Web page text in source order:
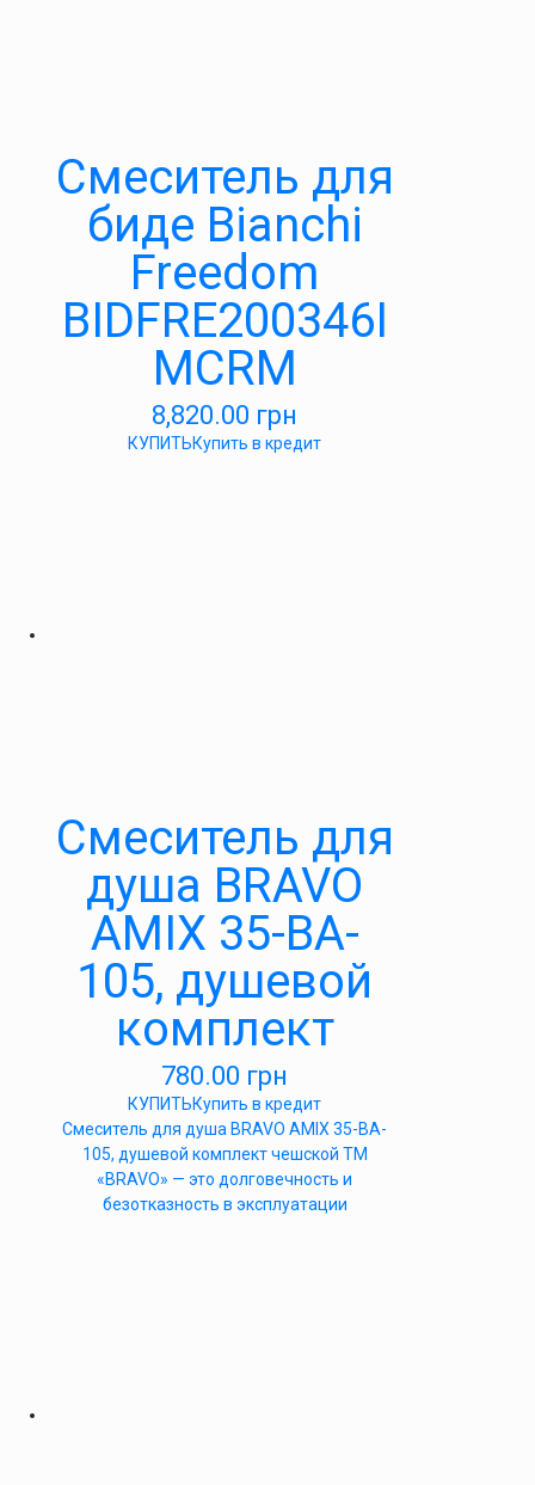
Смеситель для
биде Bianchi
Freedom
BIDFRE200346I
MCRM
8,820.00 грн
КУПИТЬКупить в кредит
Cмеситель для
душа BRAVO
AMIX 35-BA-
105, душевой
комплект
780.00 грн
КУПИТЬКупить в кредит
Cмеситель для душа BRAVO AMIX 35-BA-
105, душевой комплект чешской ТМ
«BRAVO» — это долговечность и
безотказность в эксплуатации